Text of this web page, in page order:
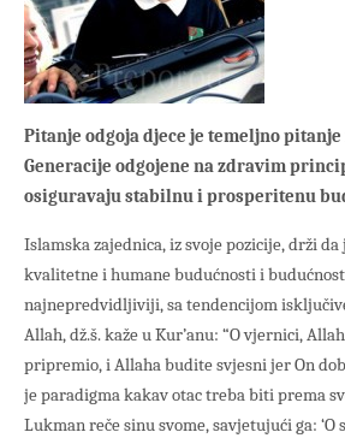
Pitanje odgoja djece je temeljno
Generacije odgojene na zdravim
osiguravaju stabilnu i prosperitenu
Islamska zajednica, iz svoje pozicije, drži
kvalitetne i humane budućnosti i
najnepredvidljiviji, sa tendencijom
Allah, dž.š. kaže u Kur’anu: “O vjernici,
pripremio, i Allaha budite svjesni jer On
je paradigma kakav otac treba biti prema
Lukman reče sinu svome, savjetujući ga: